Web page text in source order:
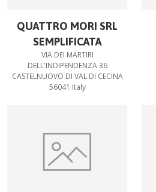
QUATTRO MORI SRL
SEMPLIFICATA
VIA DEI MARTIRI
DELL'INDIPENDENZA 36
CASTELNUOVO DI VAL DI CECINA
56041 Italy